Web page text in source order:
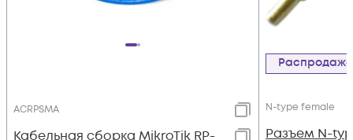
ACRPSMA
Кабельная сборка MikroTik RP-
Распродажа
N-type female
Разъем N-